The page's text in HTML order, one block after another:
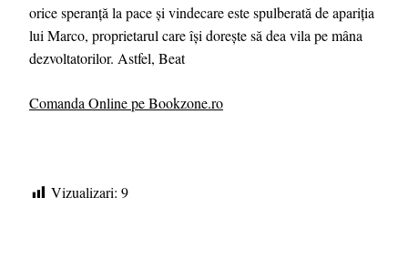
orice speranță la pace și vindecare este spulberată de apariția
lui Marco, proprietarul care își dorește să dea vila pe mâna
dezvoltatorilor. Astfel, Beat
Comanda Online pe Bookzone.ro
Vizualizari: 9